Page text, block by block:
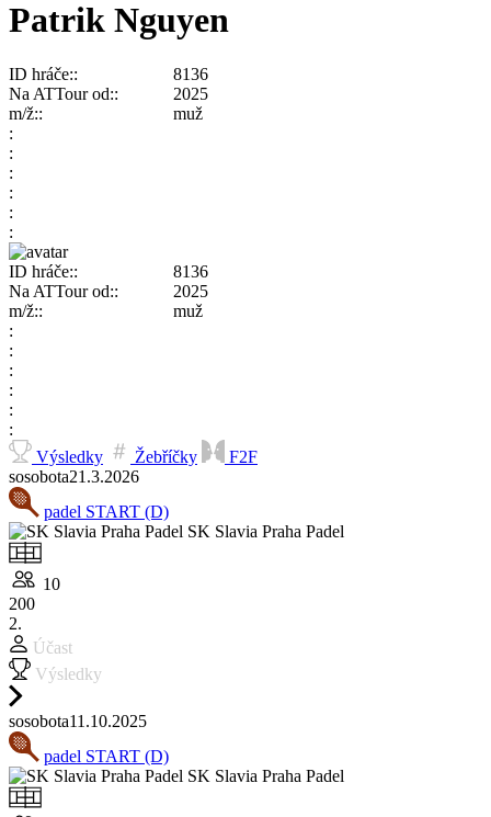
Patrik Nguyen
ID hráče:
8136
Na ATTour od:
2025
m/ž:
muž
ID hráče:
8136
Na ATTour od:
2025
m/ž:
muž
Výsledky Žebříčky
F2F
sosobota21.3.2026
padel START (D)
SK Slavia Praha Padel
10
200
2.
Účast
Výsledky
sosobota11.10.2025
padel START (D)
SK Slavia Praha Padel